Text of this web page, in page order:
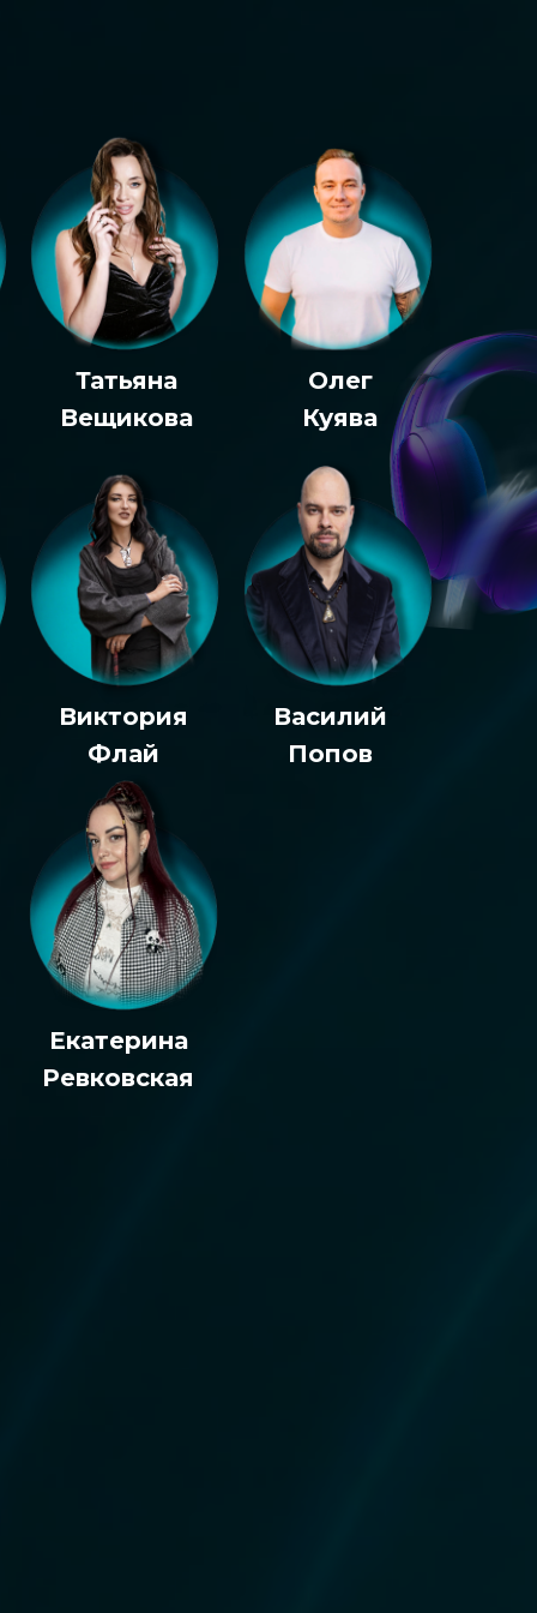
Татьяна
Вещикова
Виктория
Флай
Олег
Куява
Василий
Попов
Екатерина
Ревковская